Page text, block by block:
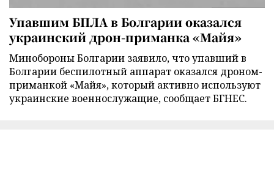
Упавшим БПЛА в Болгарии оказался
украинский дрон-приманка «Майя»
Минобороны Болгарии заявило, что упавший в
Болгарии беспилотный аппарат оказался дроном-
приманкой «Майя», который активно используют
украинские военнослужащие, сообщает БГНЕС.